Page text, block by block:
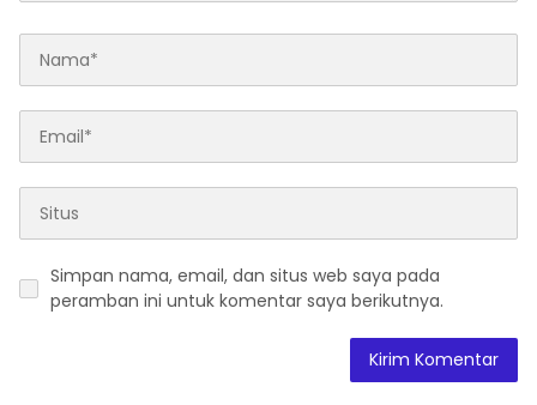
Simpan nama, email, dan situs web saya pada
peramban ini untuk komentar saya berikutnya.